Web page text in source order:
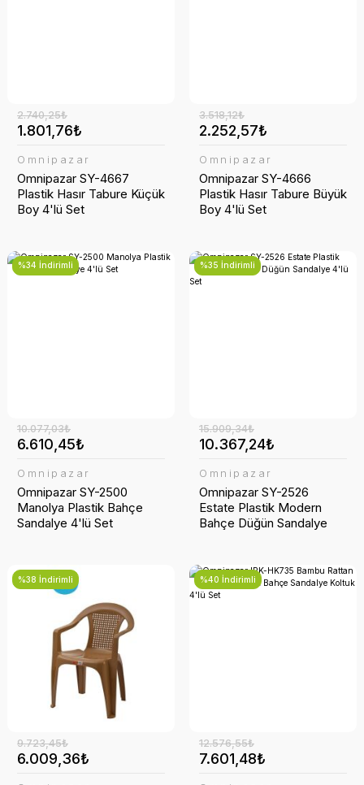
1.801,76₺
2.740,25₺
Omnipazar
Omnipazar SY-4667
Plastik Hasır Tabure Küçük
Boy 4'lü Set
2.252,57₺
3.518,12₺
Omnipazar
Omnipazar SY-4666
Plastik Hasır Tabure Büyük
Boy 4'lü Set
%34 İndirimli
6.610,45₺
10.077,03₺
Omnipazar
Omnipazar SY-2500
Manolya Plastik Bahçe
Sandalye 4'lü Set
%35 İndirimli
10.367,24₺
15.909,34₺
Omnipazar
Omnipazar SY-2526
Estate Plastik Modern
Bahçe Düğün Sandalye
%38 İndirimli
6.009,36₺
9.723,45₺
%40 İndirimli
7.601,48₺
12.576,55₺